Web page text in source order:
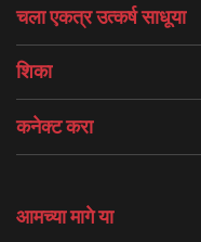
चला एकत्र उत्कर्ष साधूया
शिका
कनेक्ट करा
आमच्या मागे या